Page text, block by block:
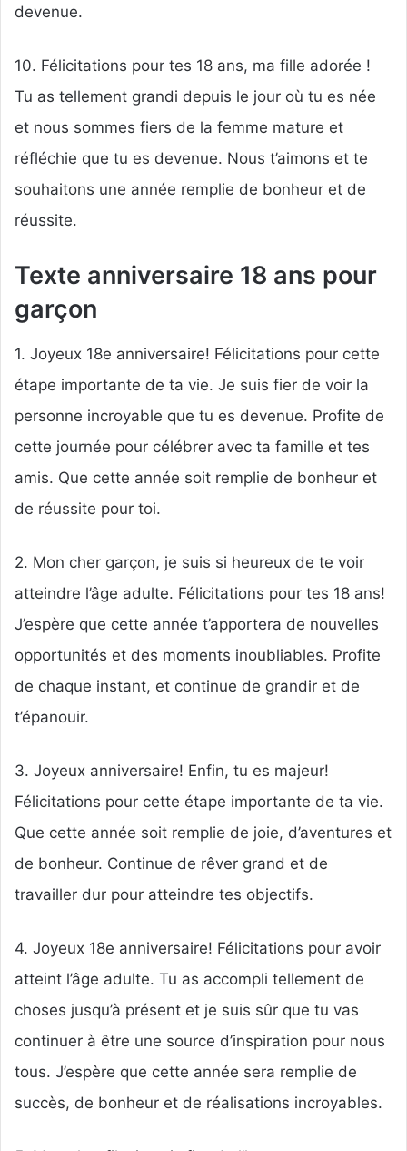
devenue.
10. Félicitations pour tes 18 ans, ma fille adorée !
Tu as tellement grandi depuis le jour où tu es née
et nous sommes fiers de la femme mature et
réfléchie que tu es devenue. Nous t’aimons et te
souhaitons une année remplie de bonheur et de
réussite.
Texte anniversaire 18 ans pour
garçon
1. Joyeux 18e anniversaire! Félicitations pour cette
étape importante de ta vie. Je suis fier de voir la
personne incroyable que tu es devenue. Profite de
cette journée pour célébrer avec ta famille et tes
amis. Que cette année soit remplie de bonheur et
de réussite pour toi.
2. Mon cher garçon, je suis si heureux de te voir
atteindre l’âge adulte. Félicitations pour tes 18 ans!
J’espère que cette année t’apportera de nouvelles
opportunités et des moments inoubliables. Profite
de chaque instant, et continue de grandir et de
t’épanouir.
3. Joyeux anniversaire! Enfin, tu es majeur!
Félicitations pour cette étape importante de ta vie.
Que cette année soit remplie de joie, d’aventures et
de bonheur. Continue de rêver grand et de
travailler dur pour atteindre tes objectifs.
4. Joyeux 18e anniversaire! Félicitations pour avoir
atteint l’âge adulte. Tu as accompli tellement de
choses jusqu’à présent et je suis sûr que tu vas
continuer à être une source d’inspiration pour nous
tous. J’espère que cette année sera remplie de
succès, de bonheur et de réalisations incroyables.